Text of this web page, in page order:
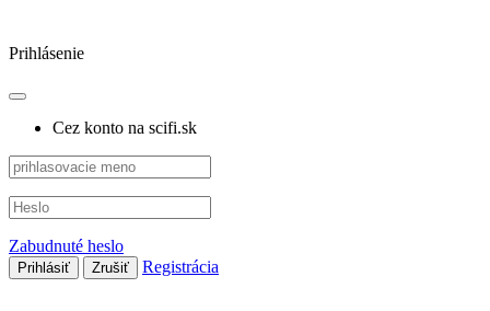
Prihlásenie
Cez konto na scifi.sk
Zabudnuté heslo
Prihlásiť Zrušiť Registrácia